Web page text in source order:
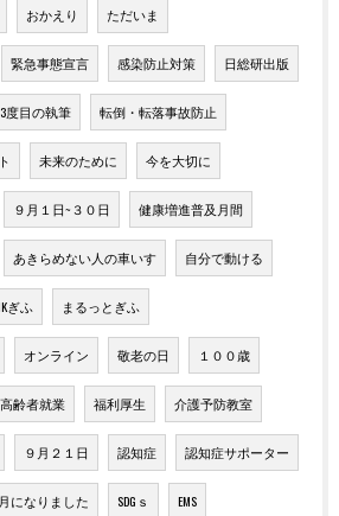
おかえり ただいま
緊急事態宣言 感染防止対策 日総研出版
3度目の執筆 転倒・転落事故防止
未来のために 今を大切に
９月１日~３０日 健康増進普及月間
あきらめない人の車いす 自分で動ける
ぎふ まるっとぎふ
オンライン 敬老の日 １００歳
高齢者就業 福利厚生 介護予防教室
９月２１日 認知症 認知症サポーター
になりました SDGｓ EMS